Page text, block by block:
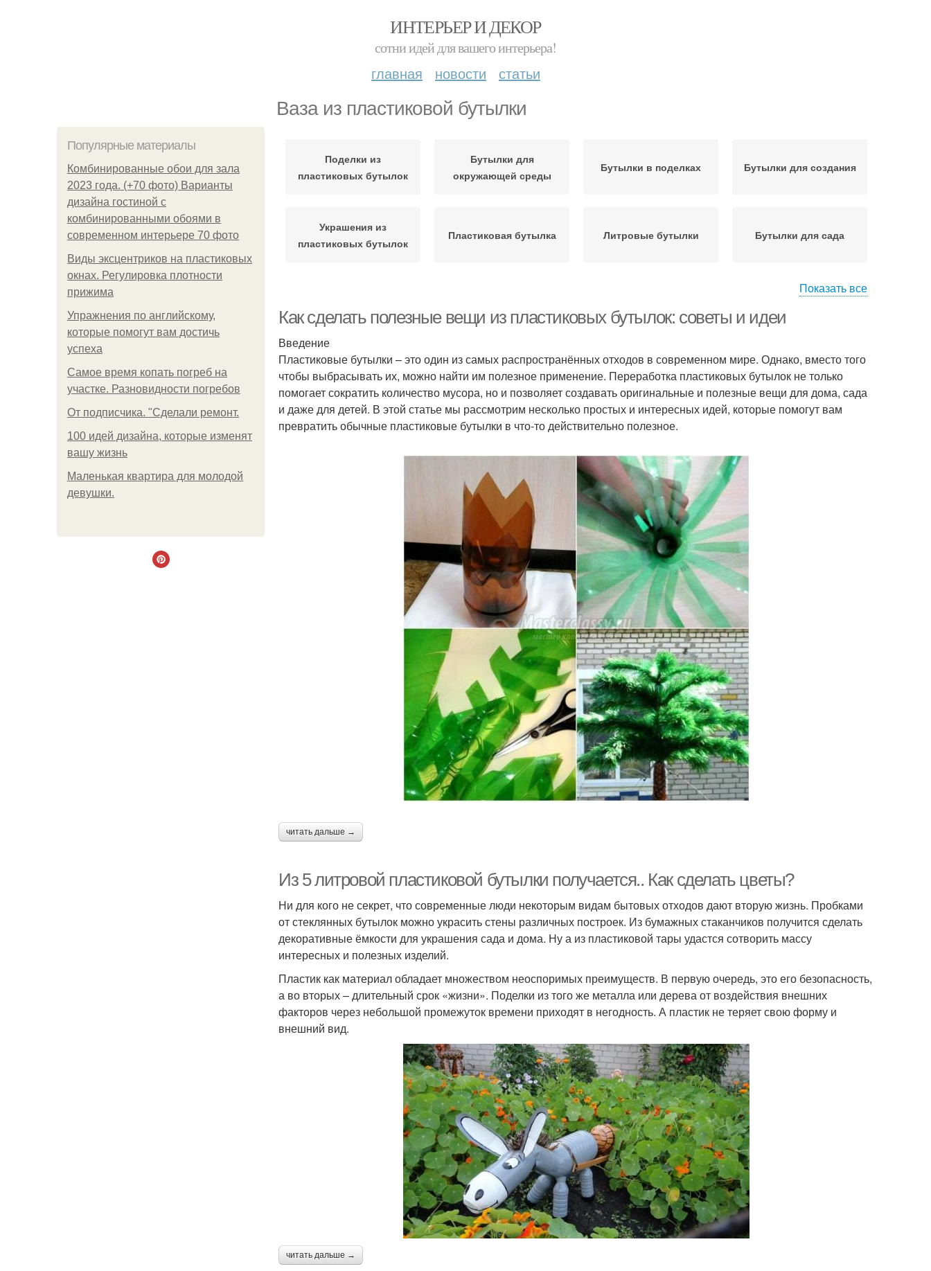
ИНТЕРЬЕР И ДЕКОР
сотни идей для вашего интерьера!
главная новости статьи
Ваза из пластиковой бутылки
Популярные материалы
Комбинированные обои для зала
2023 года. (+70 фото) Варианты
дизайна гостиной с
комбинированными обоями в
современном интерьере 70 фото
Виды эксцентриков на пластиковых
окнах. Регулировка плотности
прижима
Упражнения по английскому,
которые помогут вам достичь
успеха
Самое время копать погреб на
участке. Разновидности погребов
От подписчика. "Сделали ремонт.
100 идей дизайна, которые изменят
вашу жизнь
Маленькая квартира для молодой
девушки.
Поделки из
пластиковых бутылок
Бутылки для
окружающей среды
Бутылки в поделках Бутылки для создания
Украшения из
пластиковых бутылок
Пластиковая бутылка Литровые бутылки Бутылки для сада
Поделка из
пластиковой бутылки
Бутылки для детского
сада
Литровая бутылка Кормушка из бутылки
Кормушка из
Бордюр из
Бутылки для цветов Ваза с цветами
Вазы из пластиковых
Простая ваза Изделие из бутылки
Подвесная ваза Ваза в технике
Оригинальная ваза Ажурная ваза
пластиковых бутылок
Гипсовые вазы Ваза для мелочей
Вазочка из пластиковой
Показать все
Как сделать полезные вещи из пластиковых бутылок: советы и идеи
Введение
Пластиковые бутылки – это один из самых распространённых отходов в современном мире. Однако, вместо того
чтобы выбрасывать их, можно найти им полезное применение. Переработка пластиковых бутылок не только
помогает сократить количество мусора, но и позволяет создавать оригинальные и полезные вещи для дома, сада
и даже для детей. В этой статье мы рассмотрим несколько простых и интересных идей, которые помогут вам
превратить обычные пластиковые бутылки в что-то действительно полезное.
читать дальше →
Из 5 литровой пластиковой бутылки получается.. Как сделать цветы?
Ни для кого не секрет, что современные люди некоторым видам бытовых отходов дают вторую жизнь. Пробками
от стеклянных бутылок можно украсить стены различных построек. Из бумажных стаканчиков получится сделать
декоративные ёмкости для украшения сада и дома. Ну а из пластиковой тары удастся сотворить массу
интересных и полезных изделий.
Пластик как материал обладает множеством неоспоримых преимуществ. В первую очередь, это его безопасность,
а во вторых – длительный срок «жизни». Поделки из того же металла или дерева от воздействия внешних
факторов через небольшой промежуток времени приходят в негодность. А пластик не теряет свою форму и
внешний вид.
читать дальше →